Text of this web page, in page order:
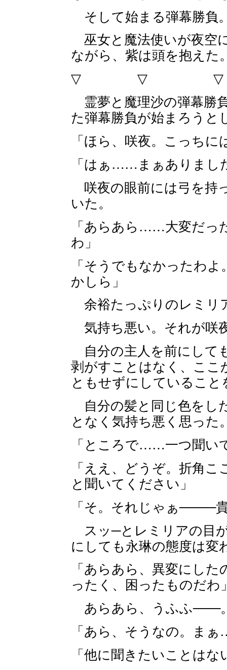
そして始まる弾幕勝負
巫女と魔法使いが夜空
ながら、紫は頭を抱えた
▽ ▽
霊夢と魔理沙の弾幕勝
た弾幕勝負が始まろうと
「ほら、咲夜。こっち
「はぁ……まぁありまし
咲夜の眼前には弓を持
いた。
「あらあら……大変だっ
わ」
「そうでもなかったわ
かしら」
余裕たっぷりのレミリ
気持ち悪い。それが咲
自分の主人を前にして
剥がすことはなく、ここ
ともせずにしていること
自分の髪と同じ色をし
となく気持ち悪く思った
「ところで……一つ聞い
「ええ、どうぞ。折角
と聞いてください」
「そ。それじゃぁ────
スッ─とレミリアの目
にしても永琳の態度は変
「あらあら、異変にし
ったく、困ったものだわ
あらあら、うふふ───
「あら、そうなの。ま
「他に聞きたいことはな